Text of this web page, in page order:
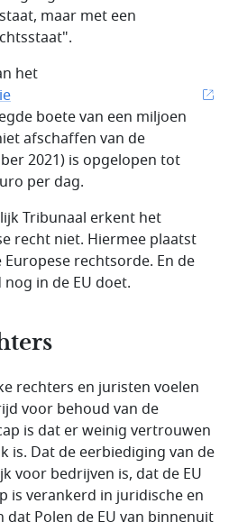
maar met een
het
boete van een miljoen
afschaffen van de
2021) is opgelopen tot
per dag.
Tribunaal erkent het
recht niet. Hiermee plaatst
rechtsorde. En de
in de EU doet.
rechters en juristen voelen
voor behoud van de
is dat er weinig vertrouwen
is. Dat de eerbiediging van de
voor bedrijven is, dat de EU
is verankerd in juridische en